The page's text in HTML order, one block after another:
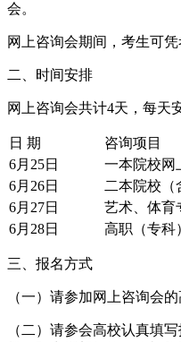
会。
网上咨询会期间，考生可
二、时间安排
网上咨询会共计4天，每天
日 期 咨询项目
6月25日
一本院校网
6月26日
二本院校（
6月27日
艺术、体育
6月28日
高职（专科
三、报名方式
（一）请参加网上咨询会
（二）请参会高校认真填